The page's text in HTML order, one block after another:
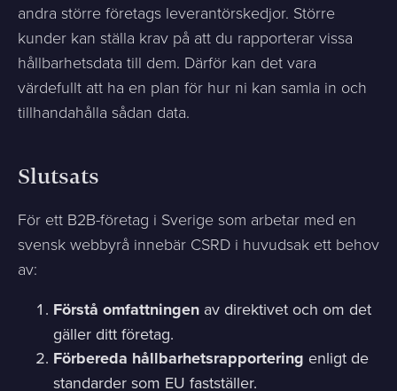
andra större företags leverantörskedjor. Större
kunder kan ställa krav på att du rapporterar vissa
hållbarhetsdata till dem. Därför kan det vara
värdefullt att ha en plan för hur ni kan samla in och
tillhandahålla sådan data.
Slutsats
För ett B2B-företag i Sverige som arbetar med en
svensk webbyrå innebär CSRD i huvudsak ett behov
av:
Förstå omfattningen av direktivet och om det
gäller ditt företag.
Förbereda hållbarhetsrapportering enligt de
standarder som EU fastställer.